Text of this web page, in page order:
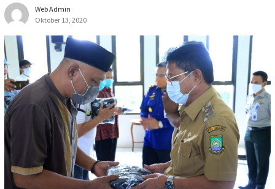
Web Admin
Oktober 13, 2020